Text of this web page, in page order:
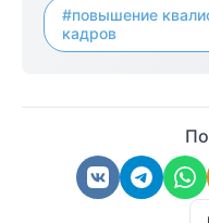
#повышение
кадров